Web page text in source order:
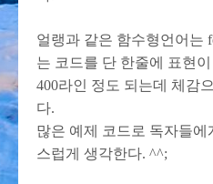
얼랭과 같은 함수형언어는
는 코드를 단 한줄에 표현
400라인 정도 되는데 체감
다.
많은 예제 코드로 독자들
스럽게 생각한다. ^^;